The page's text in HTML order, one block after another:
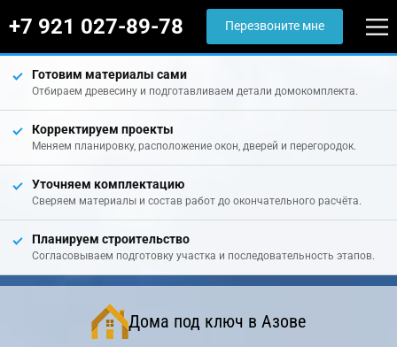
+7 921 027-89-78 Перезвоните мне
Готовим материалы сами
Отбираем древесину и подготавливаем детали домокомплекта.
Корректируем проекты
Меняем планировку, расположение окон, дверей и перегородок.
Уточняем комплектацию
Сверяем материалы и состав работ до окончательного расчёта.
Планируем строительство
Согласовываем подготовку участка и последовательность этапов.
Дома под ключ в Азове